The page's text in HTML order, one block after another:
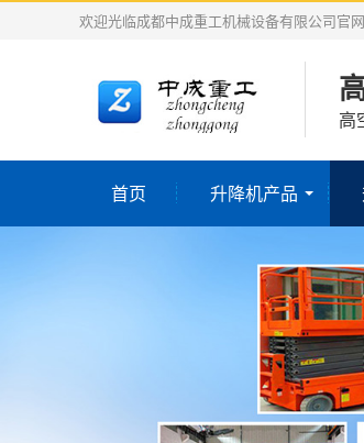
欢迎光临成都中成重工机械设备有限公司官
高
首页 升降机产品